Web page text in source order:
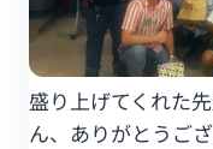
盛り上げてくれた
ん、ありがとうご